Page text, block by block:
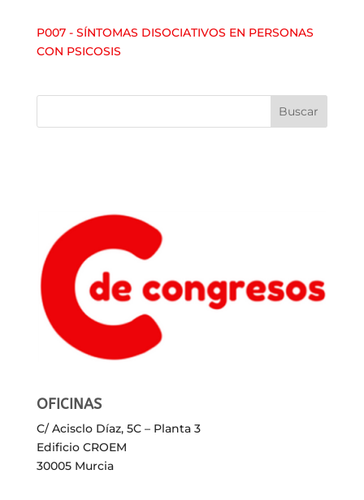
P007 - SÍNTOMAS DISOCIATIVOS EN PERSONAS
CON PSICOSIS
OFICINAS
C/ Acisclo Díaz, 5C – Planta 3
Edificio CROEM
30005 Murcia